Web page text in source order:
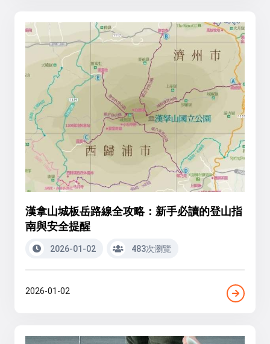
漢拿山城板岳路線全攻略：新手必讀的登山指
南與安全提醒
2026-01-02 483次瀏覽
2026-01-02